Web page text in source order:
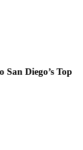
San Diego’s Top